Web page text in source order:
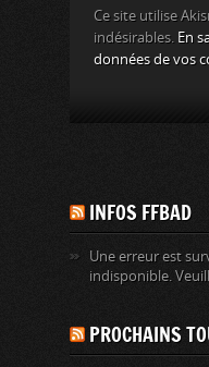
Ce site utilise
indésirables. En
données de vos
INFOS FFBAD
Une erreur est
indisponible.
PROCHAINS